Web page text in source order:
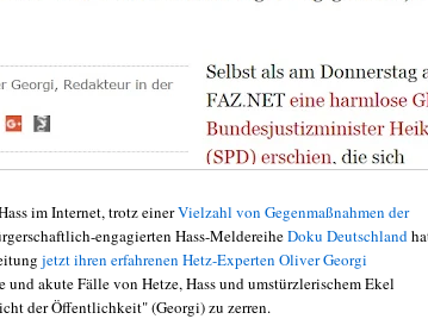
im Internet, trotz einerVielzahl von Gegenmaßnahmen der
engagierten Hass-MeldereiheDoku Deutschland
jetzt ihren erfahrenen Hetz-Experten Oliver Georgi
und akute Fälle von Hetze, Hass und umstürzlerischem Ekel
der Öffentlichkeit" (Georgi) zu zerren.